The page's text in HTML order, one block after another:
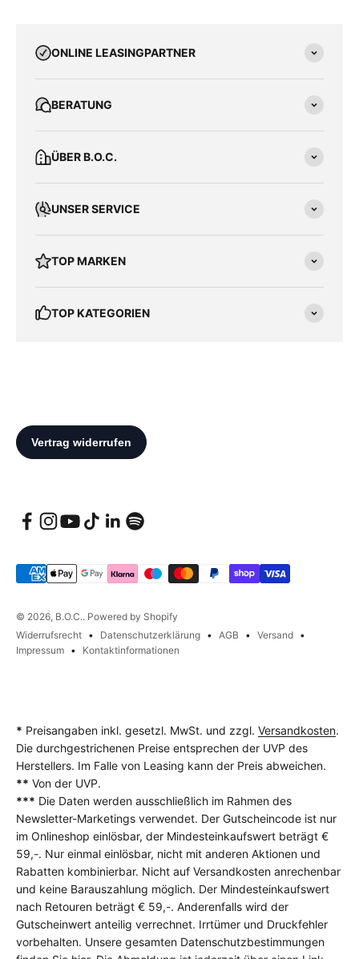
ONLINE LEASINGPARTNER
BERATUNG
ÜBER B.O.C.
UNSER SERVICE
TOP MARKEN
TOP KATEGORIEN
© 2026, B.O.C.. Powered by Shopify
Widerrufsrecht
Datenschutzerklärung AGB
Versand
Impressum
Kontaktinformationen
* Preisangaben inkl. gesetzl. MwSt. und zzgl. Versandkosten.
Die durchgestrichenen Preise entsprechen der UVP des
Herstellers. Im Falle von Leasing kann der Preis abweichen.
** Von der UVP.
*** Die Daten werden ausschließlich im Rahmen des
Newsletter-Marketings verwendet. Der Gutscheincode ist nur
im Onlineshop einlösbar, der Mindesteinkaufswert beträgt €
59,-. Nur einmal einlösbar, nicht mit anderen Aktionen und
Rabatten kombinierbar. Nicht auf Versandkosten anrechenbar
und keine Barauszahlung möglich. Der Mindesteinkaufswert
nach Retouren beträgt € 59,-. Anderenfalls wird der
Gutscheinwert anteilig verrechnet. Irrtümer und Druckfehler
vorbehalten. Unsere gesamten Datenschutzbestimmungen